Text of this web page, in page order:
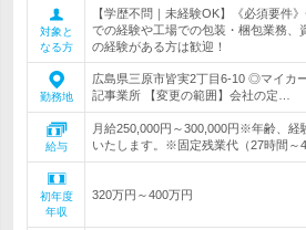
対象と
なる方
【学歴不問｜未経験OK】《必須要
での経験や工場での包装・梱包業務、
の経験がある方は歓迎！
勤務地
広島県三原市皆実2丁目6-10 ◎マイカ
記事業所 【変更の範囲】会社の定…
給与
月給250,000円～300,000円※年齢、経
いたします。※固定残業代（27時間～
初年度
年収
320万円～400万円